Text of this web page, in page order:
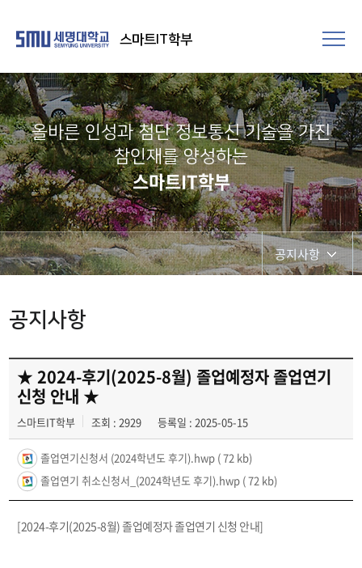
스마트IT학부
올바른 인성과 첨단 정보통신 기술을 가진
참인재를 양성하는
스마트IT학부
공지사항
경진대회
공지사항
★ 2024-후기(2025-8월) 졸업예정자 졸업연기
신청 안내 ★
스마트IT학부 조회 : 2929 등록일 : 2025-05-15
졸업연기신청서 (2024학년도 후기).hwp ( 72 kb)
졸업연기 취소신청서_(2024학년도 후기).hwp ( 72 kb)
[2024-후기(2025-8월) 졸업예정자 졸업연기 신청 안내]